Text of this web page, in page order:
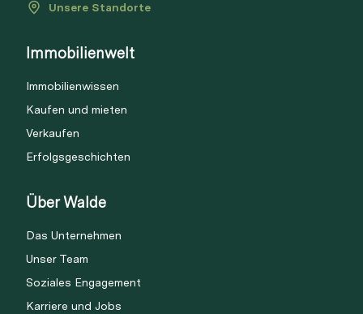
Unsere Standorte
Immobilienwelt
Immobilienwissen
Kaufen und mieten
Verkaufen
Erfolgsgeschichten
Über Walde
Das Unternehmen
Unser Team
Soziales Engagement
Karriere und Jobs
Link kopieren